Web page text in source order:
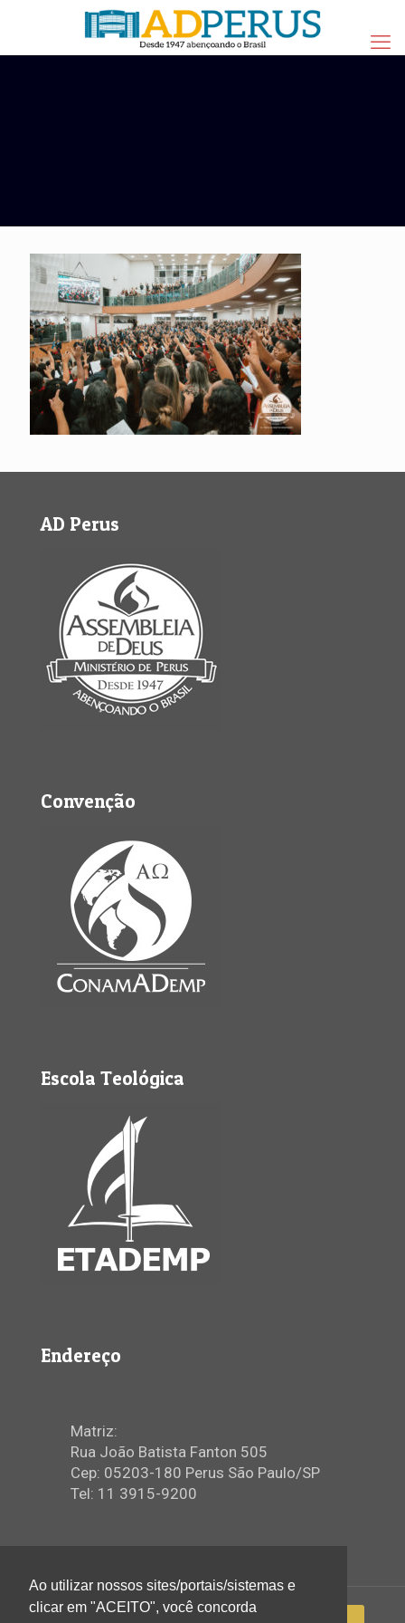
AD Perus
Convenção
Escola Teológica
Endereço
Matriz:
Rua João Batista Fanton 505
Cep: 05203-180 Perus São Paulo/SP
Tel: 11 3915-9200
Ao utilizar nossos sites/portais/sistemas e
clicar em "ACEITO", você concorda